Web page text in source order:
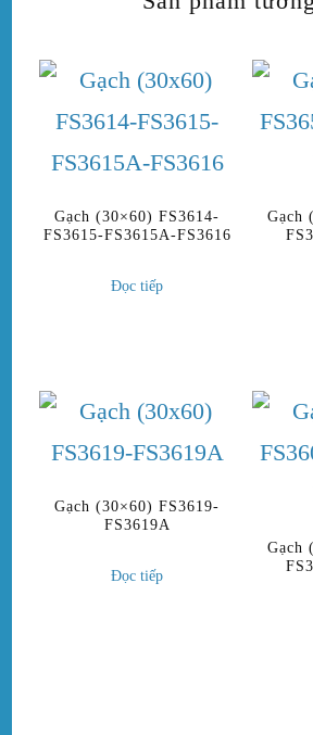
Gạch (30×60) FS3614-
FS3615-FS3615A-FS3616
Đọc tiếp
Gạch
Gạch (30×60) FS3619-
FS3619A
Đọc tiếp
Gạch